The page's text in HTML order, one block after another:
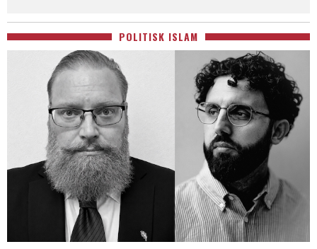
POLITISK ISLAM